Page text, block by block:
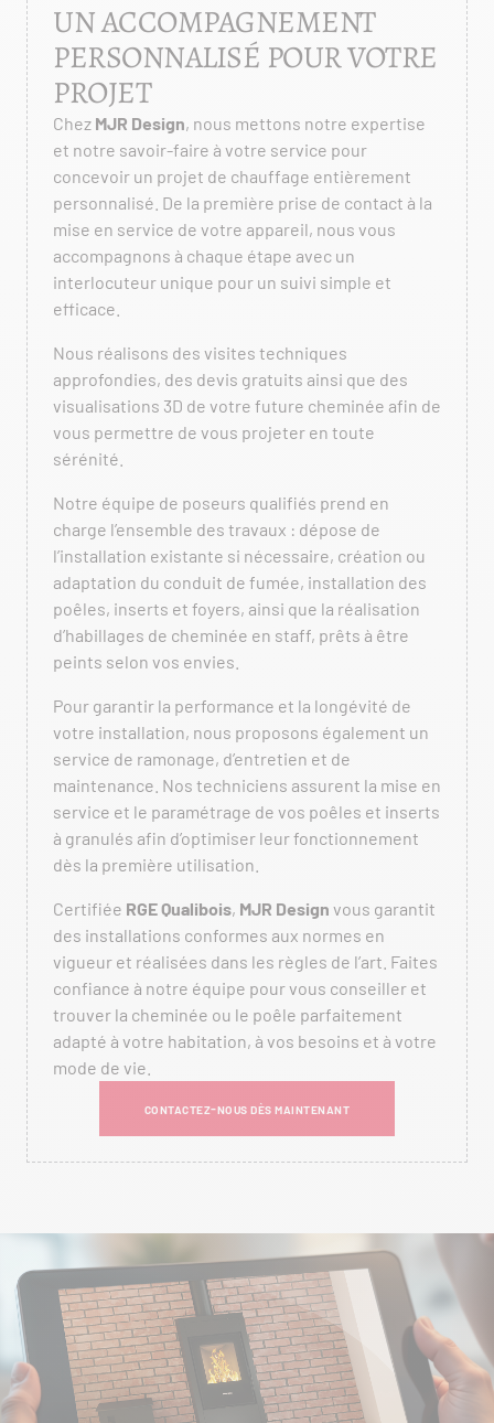
UN ACCOMPAGNEMENT
PERSONNALISÉ POUR VOTRE
PROJET
Chez MJR Design, nous mettons notre expertise
et notre savoir-faire à votre service pour
concevoir un projet de chauffage entièrement
personnalisé. De la première prise de contact à la
mise en service de votre appareil, nous vous
accompagnons à chaque étape avec un
interlocuteur unique pour un suivi simple et
efficace.
Nous réalisons des visites techniques
approfondies, des devis gratuits ainsi que des
visualisations 3D de votre future cheminée afin de
vous permettre de vous projeter en toute
sérénité.
Notre équipe de poseurs qualifiés prend en
charge l’ensemble des travaux : dépose de
l’installation existante si nécessaire, création ou
adaptation du conduit de fumée, installation des
poêles, inserts et foyers, ainsi que la réalisation
d’habillages de cheminée en staff, prêts à être
peints selon vos envies.
Pour garantir la performance et la longévité de
votre installation, nous proposons également un
service de ramonage, d’entretien et de
maintenance. Nos techniciens assurent la mise en
service et le paramétrage de vos poêles et inserts
à granulés afin d’optimiser leur fonctionnement
dès la première utilisation.
Certifiée RGE Qualibois, MJR Design vous garantit
des installations conformes aux normes en
vigueur et réalisées dans les règles de l’art. Faites
confiance à notre équipe pour vous conseiller et
trouver la cheminée ou le poêle parfaitement
adapté à votre habitation, à vos besoins et à votre
mode de vie.
CONTACTEZ-NOUS DÈS MAINTENANT